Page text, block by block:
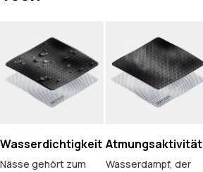
Wasserdichtigkeit
Nässe gehört zum
Atmungsaktivität
Wasserdampf, der